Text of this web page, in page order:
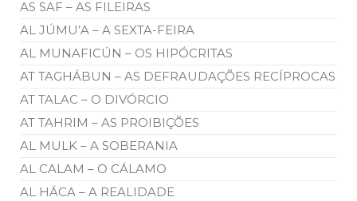
AS SAF – AS FILEIRAS
AL JÚMU’A – A SEXTA-FEIRA
AL MUNAFICÚN – OS HIPÓCRITAS
AT TAGHÁBUN – AS DEFRAUDAÇÕES RECÍPROCAS
AT TALAC – O DIVÓRCIO
AT TAHRIM – AS PROIBIÇÕES
AL MULK – A SOBERANIA
AL CALAM – O CÁLAMO
AL HÁCA – A REALIDADE